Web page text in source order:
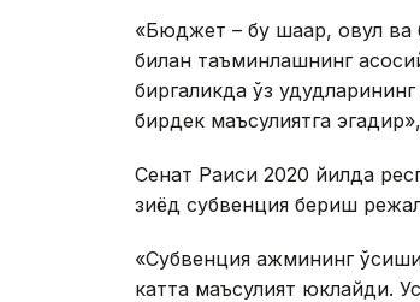
«Бюджет – бу шаҳар, овул ва
билан таъминлашнинг
биргаликда ўз
бирдек маъсулиятга
Сенат Раиси 2020 йилда
зиёд субвенция бериш
«Субвенция ҳажмининг
катта маъсулият юклайди.